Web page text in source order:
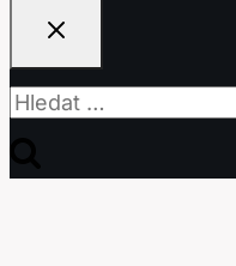
Vyhledávání